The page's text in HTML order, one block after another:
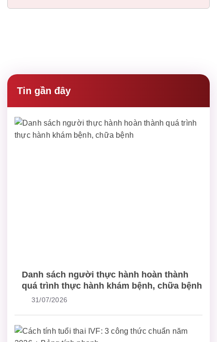
Tin gần đây
Danh sách người thực hành hoàn thành
quá trình thực hành khám bệnh, chữa bệnh
31/07/2026